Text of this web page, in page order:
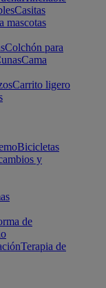
Casitas
mascotas
Colchón para
Cama
Carrito ligero
Bicicletas
y
de
Terapia de